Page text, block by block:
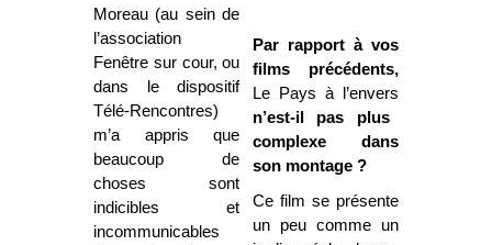
Moreau (au sein de
l’association
Fenêtre sur cour, ou
dans le dispositif
Télé-Rencontres)
m’a appris que
beaucoup de
choses sont
indicibles et
incommunicables
Par rapport à vos
films précédents,
Le Pays à l’envers
n’est-il pas plus
complexe dans
son montage ?
Ce film se présente
un peu comme un